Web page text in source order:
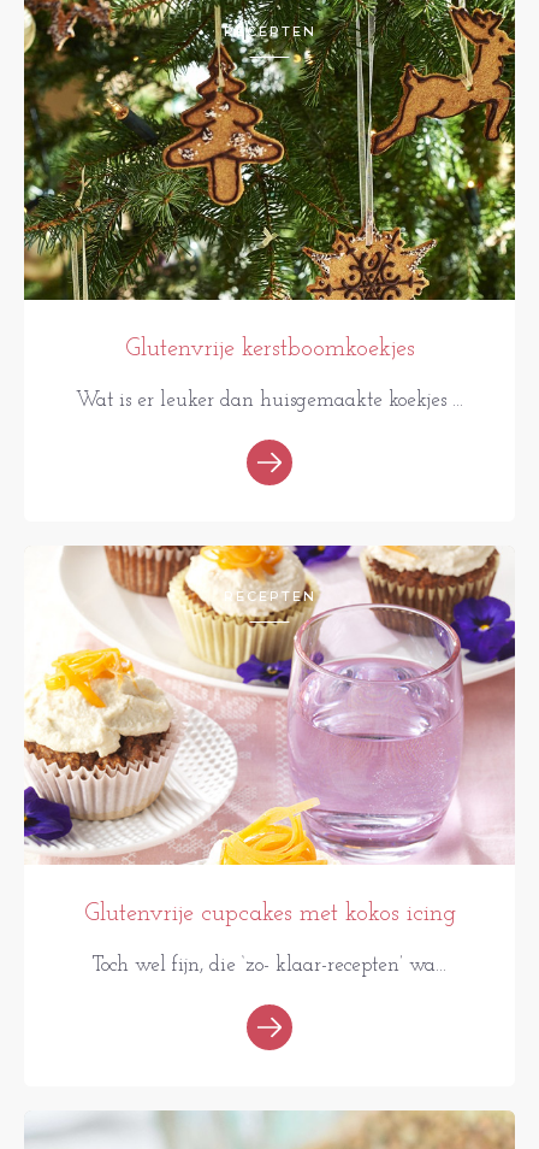
RECEPTEN
Glutenvrije kerstboomkoekjes
Wat is er leuker dan huisgemaakte koekjes ...
RECEPTEN
Glutenvrije cupcakes met kokos icing
Toch wel fijn, die ‘zo- klaar-recepten’ wa...